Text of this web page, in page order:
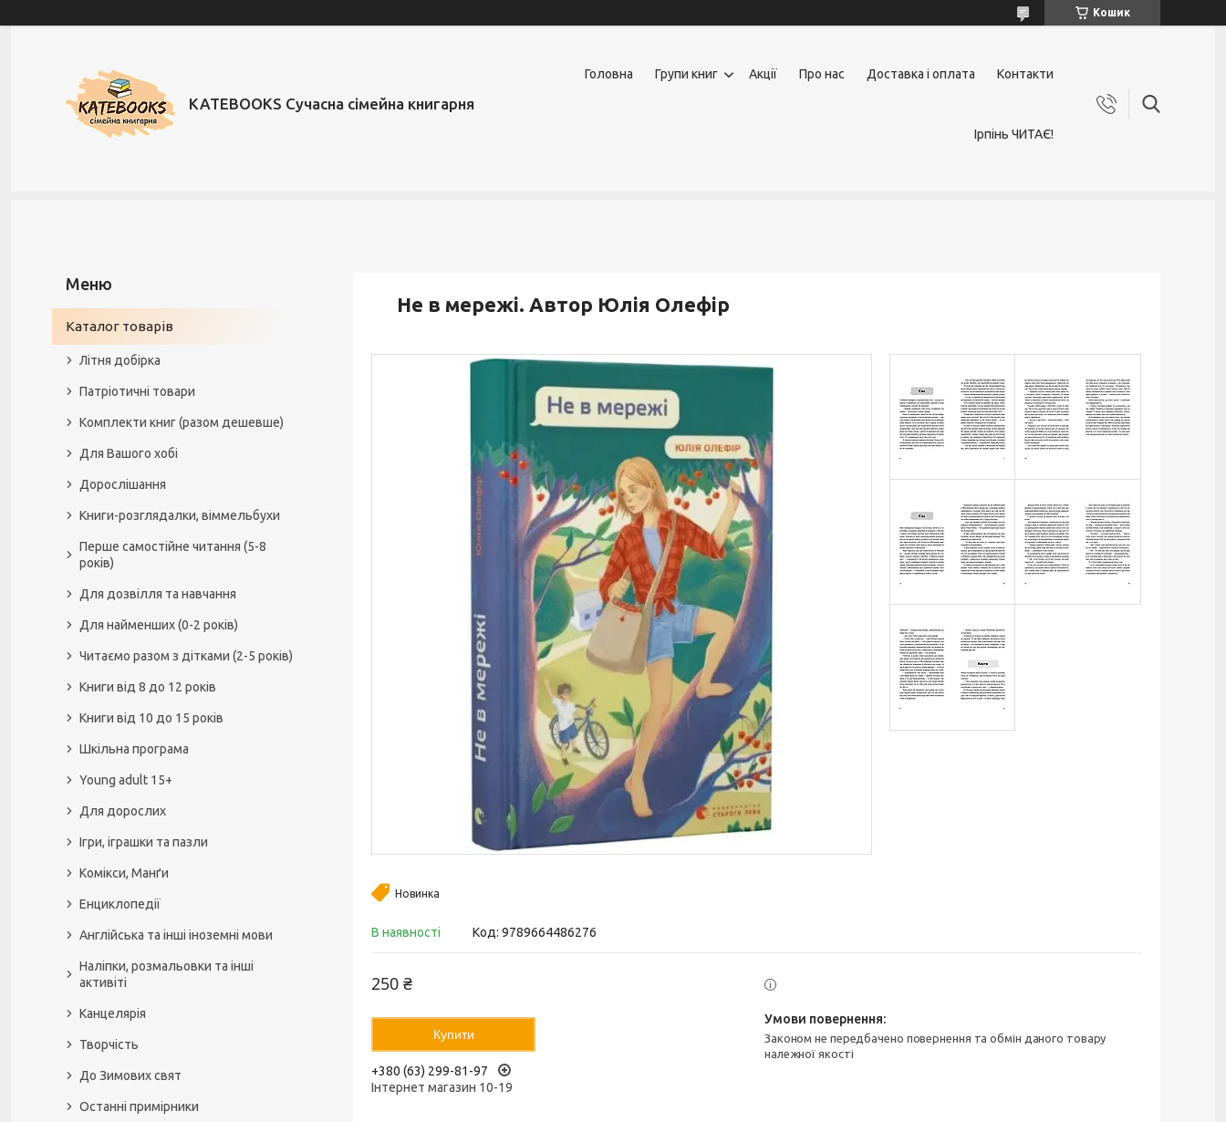
Кошик
KATEBOOKS Сучасна сімейна книгарня
Головна Групи книг Акції Про нас Доставка і оплата Контакти
Ірпінь ЧИТАЄ!
Не в мережі. Автор Юлія Олефір
Новинка
В наявності Код: 9789664486276
250 ₴
Купити
+380 (63) 299-81-97
Інтернет магазин 10-19
Законом не передбачено повернення та обмін даного товару
належної якості
Каталог товарів
Літня добірка
Патріотичні товари
Комплекти книг (разом дешевше)
Для Вашого хобі
Дорослішання
Книги-розглядалки, віммельбухи
Перше самостійне читання (5-8
років)
Для дозвілля та навчання
Для найменших (0-2 років)
Читаємо разом з дітками (2-5 років)
Книги від 8 до 12 років
Книги від 10 до 15 років
Шкільна програма
Young adult 15+
Для дорослих
Ігри, іграшки та пазли
Комікси, Манґи
Енциклопедії
Англійська та інші іноземні мови
Наліпки, розмальовки та інші
активіті
Канцелярія
Творчість
До Зимових свят
Останні примірники